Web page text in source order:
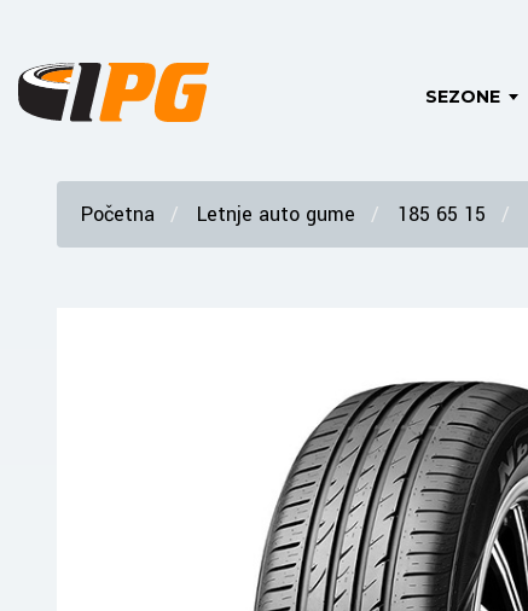
SEZONE
Početna Letnje auto gume 185 65 15